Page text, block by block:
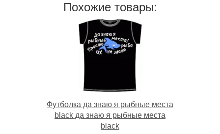
Похожие товары:
Футболка да знаю я рыбные места
black да знаю я рыбные места
black